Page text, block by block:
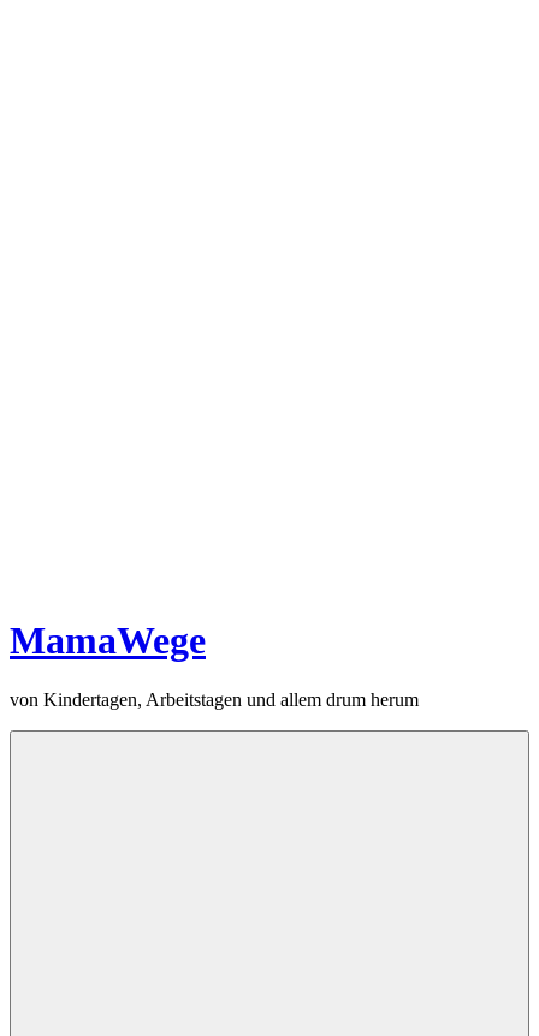
MamaWege
von Kindertagen, Arbeitstagen und allem drum herum